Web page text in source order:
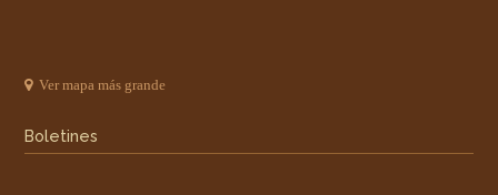
Ver mapa más grande
Boletines